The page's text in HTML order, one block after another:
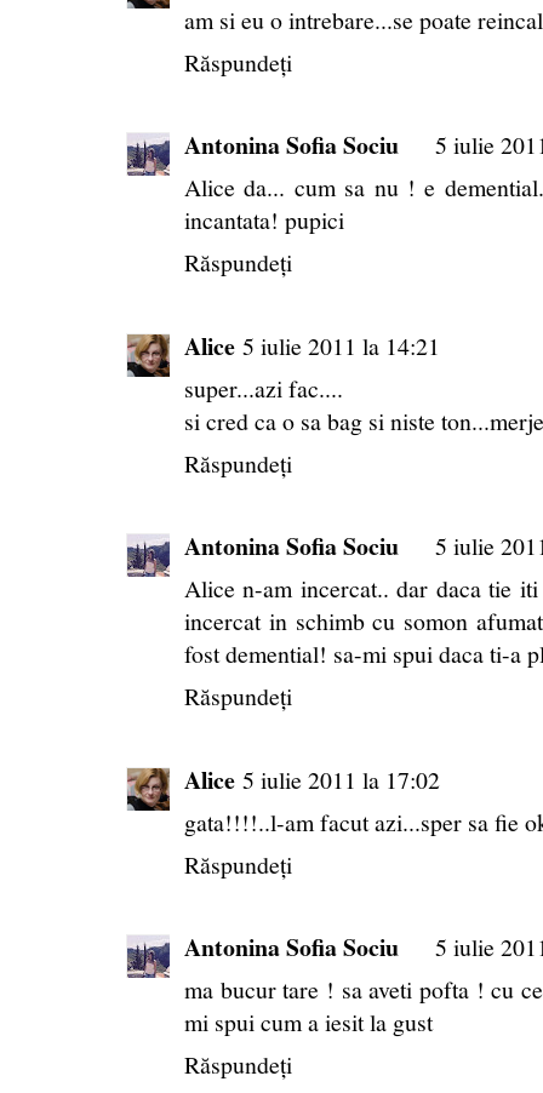
am si eu o intrebare...se poate
Răspundeți
Antonina Sofia Sociu
5 iulie
Alice da... cum sa nu ! e
incantata! pupici
Răspundeți
Alice 5 iulie 2011 la 14:21
super...azi fac....
si cred ca o sa bag si niste
Răspundeți
Antonina Sofia Sociu
5 iulie
Alice n-am incercat.. dar daca tie
incercat in schimb cu somon
fost demential! sa-mi spui daca ti-a
Răspundeți
Alice 5 iulie 2011 la 17:02
gata!!!!..l-am facut azi...sper sa fie
Răspundeți
Antonina Sofia Sociu
5 iulie
ma bucur tare ! sa aveti pofta ! cu
mi spui cum a iesit la gust
Răspundeți